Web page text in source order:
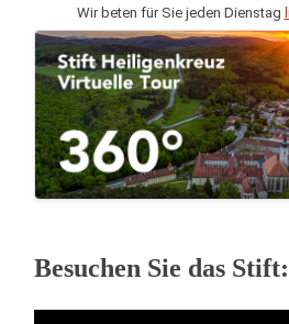
Wir beten für Sie jeden Dienstag
Besuchen Sie das Stift: